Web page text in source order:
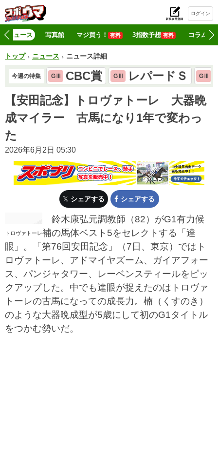
ログイン
ニュース 写真館 マジ買う！ 有料 3指数予想 有料 コラム
トップ ニュース ニュース詳細
今週の特集 GⅢ CBC賞 GⅢ レパードＳ GⅢ
【安田記念】トロヴァトーレ 大器晩
成マイラー 古馬になり1年で変わっ
た
2026年6月2日 05:30
シェアする シェアする
トロヴァトーレ
鈴木康弘元調教師（82）がG1有力候
補の馬体ベスト5をセレクトする「達
眼」。「第76回安田記念」（7日、東京）ではト
ロヴァトーレ、アドマイヤズーム、ガイアフォー
ス、パンジャタワー、レーベンスティールをピッ
クアップした。中でも達眼が捉えたのはトロヴァ
トーレの古馬になっての成長力。楠（くすのき）
のような大器晩成型が5歳にして初のG1タイトル
をつかむ勢いだ。